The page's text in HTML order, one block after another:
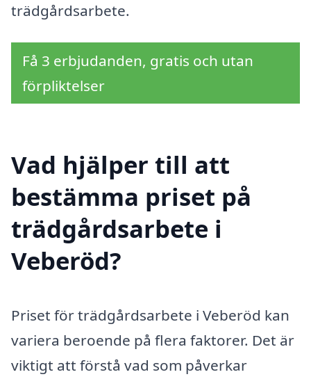
trädgårdsarbete.
Få 3 erbjudanden, gratis och utan
förpliktelser
Vad hjälper till att
bestämma priset på
trädgårdsarbete i
Veberöd?
Priset för trädgårdsarbete i Veberöd kan
variera beroende på flera faktorer. Det är
viktigt att förstå vad som påverkar